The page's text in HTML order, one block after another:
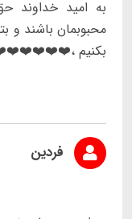
به امید خداوند
محبوبمان باشند و
بکنیم
فردین